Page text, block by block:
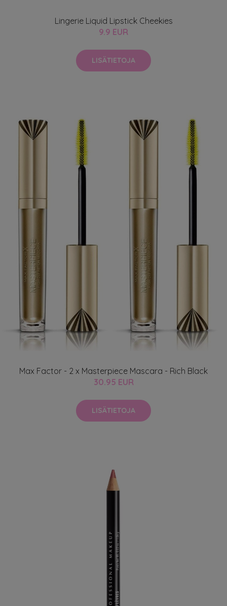
Lingerie Liquid Lipstick Cheekies
9.9 EUR
LISÄTIETOJA
Max Factor - 2 x Masterpiece Mascara - Rich Black
30.95 EUR
LISÄTIETOJA